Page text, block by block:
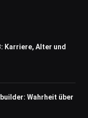
Karriere, Alter und
Wahrheit über